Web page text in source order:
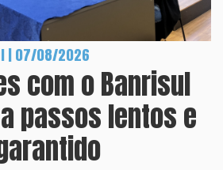
| 07/08/2026
com o Banrisul
passos lentos e